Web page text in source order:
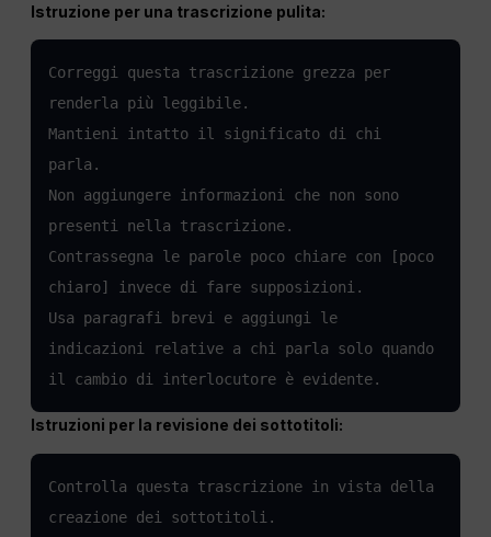
Istruzione per una trascrizione pulita:
Correggi questa trascrizione grezza per
renderla più leggibile.
Mantieni intatto il significato di chi
parla.
Non aggiungere informazioni che non sono
presenti nella trascrizione.
Contrassegna le parole poco chiare con [poco
chiaro] invece di fare supposizioni.
Usa paragrafi brevi e aggiungi le
indicazioni relative a chi parla solo quando
il cambio di interlocutore è evidente.
Istruzioni per la revisione dei sottotitoli:
Controlla questa trascrizione in vista della
creazione dei sottotitoli.